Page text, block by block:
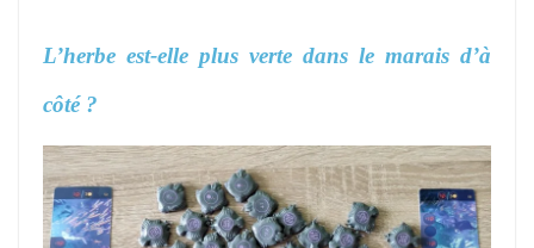
L’herbe est-elle plus verte dans le marais d’à
côté ?